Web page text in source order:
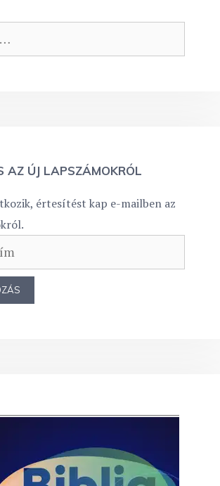
AZ ÚJ LAPSZÁMOKRÓL
értesítést kap e-mailben az